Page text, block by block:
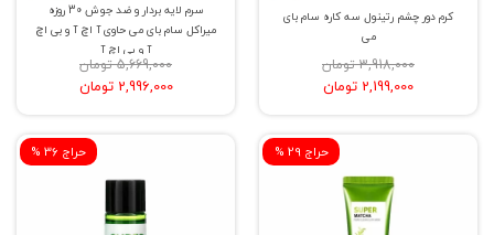
کرم دور چشم رتینول سه کاره سام بای
می
3,918,000 تومان
2,199,000 تومان
سرم لایه بردار و ضد جوش 30 روزه
میراکل سام بای می حاوی آ اچ آ و بی اچ
آ و پی اچ آ
5,669,000 تومان
2,996,000 تومان
% حراج 29 % حراج 36